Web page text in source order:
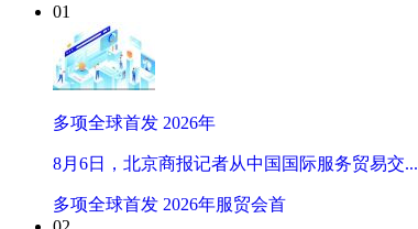
01
多项全球首发 2026年
8月6日，北京商报记者从中国国际服务贸易交...
多项全球首发 2026年服贸会首